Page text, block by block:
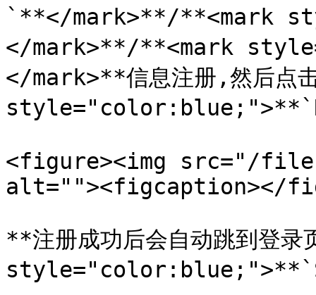
`**</mark>**/**<mark
</mark>**/**<mark
</mark>**信息注册,然后点
<figure><img src="/
alt=""><figcaption></
**注册成功后会自动跳到登